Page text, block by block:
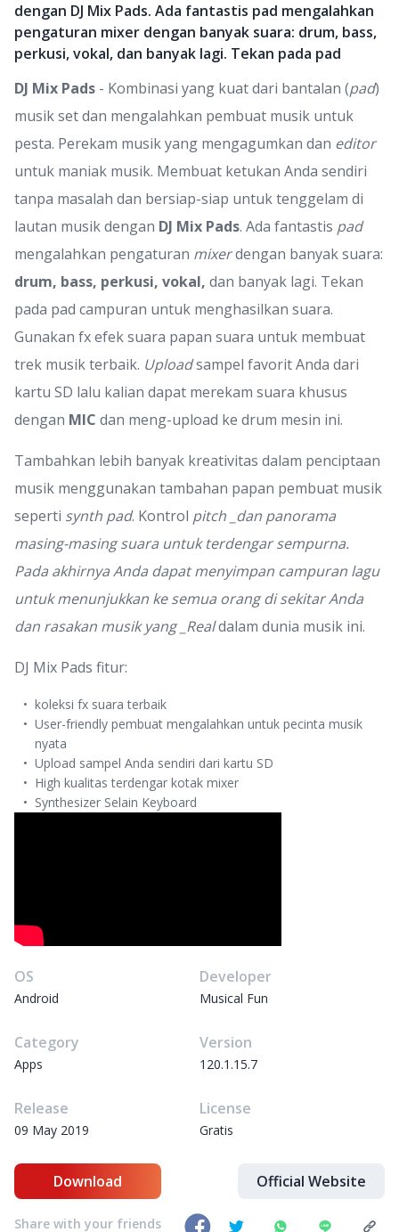
dengan DJ Mix Pads. Ada fantastis pad mengalahkan
pengaturan mixer dengan banyak suara: drum, bass,
perkusi, vokal, dan banyak lagi. Tekan pada pad
DJ Mix Pads - Kombinasi yang kuat dari bantalan (pad)
musik set dan mengalahkan pembuat musik untuk
pesta. Perekam musik yang mengagumkan dan editor
untuk maniak musik. Membuat ketukan Anda sendiri
tanpa masalah dan bersiap-siap untuk tenggelam di
lautan musik dengan DJ Mix Pads. Ada fantastis pad
mengalahkan pengaturan mixerdengan banyak suara:
drum, bass, perkusi, vokal, dan banyak lagi. Tekan
pada pad campuran untuk menghasilkan suara.
Gunakan fx efek suara papan suara untuk membuat
trek musik terbaik. Uploadsampel favorit Anda dari
kartu SD lalu kalian dapat merekam suara khusus
dengan MIC dan meng-upload ke drum mesin ini.
Tambahkan lebih banyak kreativitas dalam penciptaan
musik menggunakan tambahan papan pembuat musik
seperti synth pad. Kontrol pitch _dan panorama
masing-masing suara untuk terdengar sempurna.
Pada akhirnya Anda dapat menyimpan campuran lagu
untuk menunjukkan ke semua orang di sekitar Anda
dan rasakan musik yang _Realdalam dunia musik ini.
DJ Mix Pads fitur:
koleksi fx suara terbaik
User-friendly pembuat mengalahkan untuk pecinta musik
nyata
Upload sampel Anda sendiri dari kartu SD
High kualitas terdengar kotak mixer
Synthesizer Selain Keyboard
OS
Android
Developer
Musical Fun
Category
Apps
Version
120.1.15.7
Release
09 May 2019
License
Gratis
Download Official Website
Share with your friends